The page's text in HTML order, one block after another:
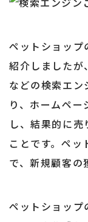
ペットショップ
紹介しました
などの検索エン
り、ホームペ
し、結果的に
ことです。ペッ
で、新規顧客の
ペットショップ